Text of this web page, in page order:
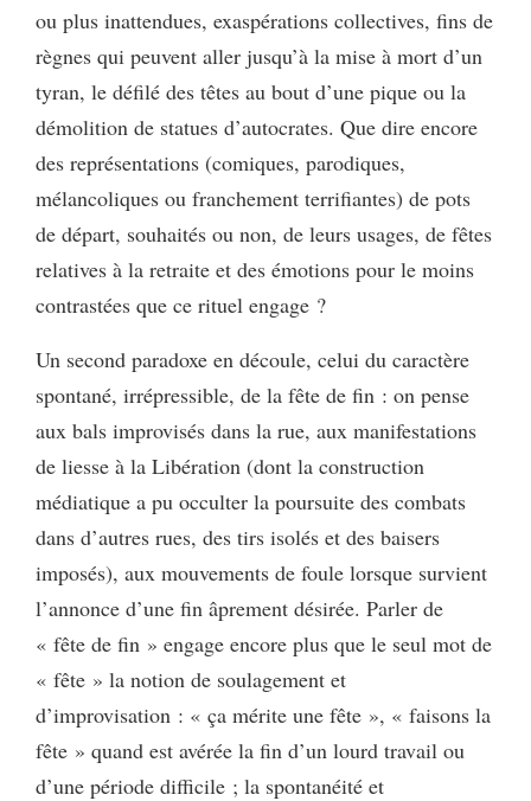
ou plus inattendues, exaspérations collectives, fins de
règnes qui peuvent aller jusqu’à la mise à mort d’un
tyran, le défilé des têtes au bout d’une pique ou la
démolition de statues d’autocrates. Que dire encore
des représentations (comiques, parodiques,
mélancoliques ou franchement terrifiantes) de pots
de départ, souhaités ou non, de leurs usages, de fêtes
relatives à la retraite et des émotions pour le moins
contrastées que ce rituel engage ?
Un second paradoxe en découle, celui du caractère
spontané, irrépressible, de la fête de fin : on pense
aux bals improvisés dans la rue, aux manifestations
de liesse à la Libération (dont la construction
médiatique a pu occulter la poursuite des combats
dans d’autres rues, des tirs isolés et des baisers
imposés), aux mouvements de foule lorsque survient
l’annonce d’une fin âprement désirée. Parler de
« fête de fin » engage encore plus que le seul mot de
« fête » la notion de soulagement et
d’improvisation : « ça mérite une fête », « faisons la
fête » quand est avérée la fin d’un lourd travail ou
d’une période difficile ; la spontanéité et